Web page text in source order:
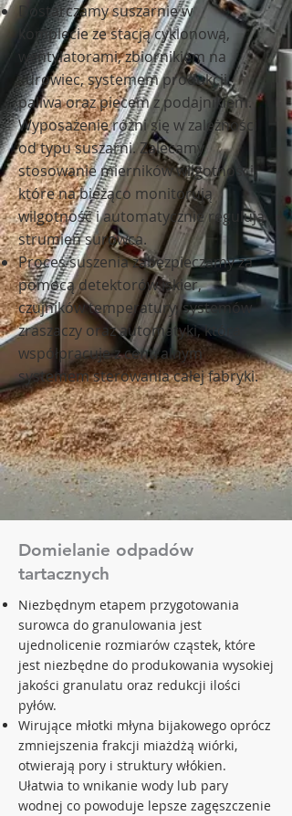
Dostarczamy suszarnie w
komplecie ze stacją cyklonową,
wentylatorami, zbiornikiem na
surowiec, systemem produkcji
paliwa oraz piecem z podajnikiem.
Wyposażenie różni się w zależności
od typu suszarni. Zalecamy
stosowanie mierników wilgotności,
które na bieżąco monitorują
wilgotność i automatycznie regulują
strumień surowca.
Proces suszenia zabezpieczamy za
pomocą detektorów iskier,
czujników temperatury, systemów
zraszaczy oraz automatyki, która
współpracuje z centralnym
systemem sterowania całej fabryki.
Domielanie odpadów
tartacznych
Niezbędnym etapem przygotowania
surowca do granulowania jest
ujednolicenie rozmiarów cząstek, które
jest niezbędne do produkowania wysokiej
jakości granulatu oraz redukcji ilości
pyłów.
Wirujące młotki młyna bijakowego oprócz
zmniejszenia frakcji miażdżą wiórki,
otwierają pory i struktury włókien.
Ułatwia to wnikanie wody lub pary
wodnej co powoduje lepsze zagęszczenie